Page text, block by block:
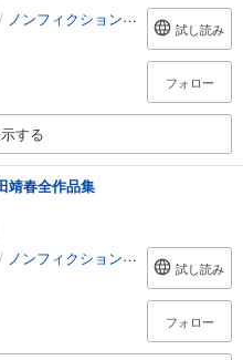
/ ノンフィクション・ドキュメンタリー
試し読み
フォロー
する
春全作品集
/ ノンフィクション・ドキュメンタリー
試し読み
フォロー